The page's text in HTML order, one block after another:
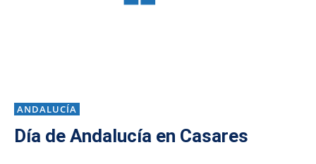
ANDALUCÍA
Día de Andalucía en Casares